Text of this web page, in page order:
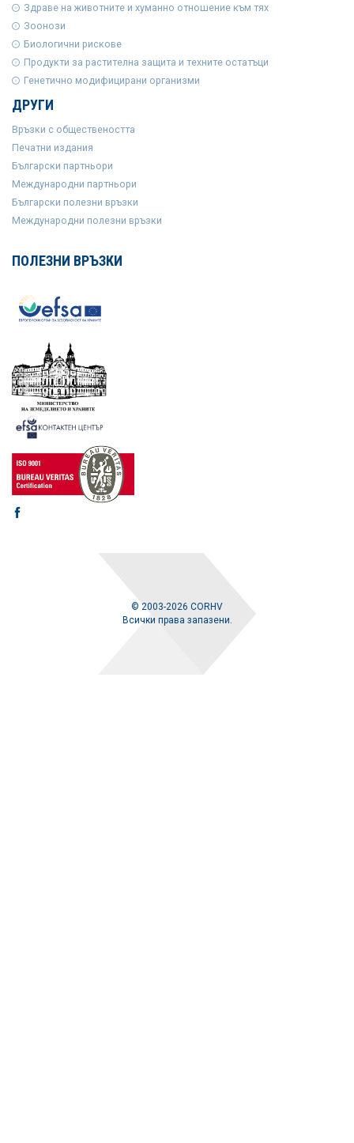
Здраве на животните и хуманно отношение към тях
Зоонози
Биологични рискове
Продукти за растителна защита и техните остатъци
Генетично модифицирани организми
ДРУГИ
Връзки с обществеността
Печатни издания
Български партньори
Международни партньори
Български полезни връзки
Международни полезни връзки
ПОЛЕЗНИ ВРЪЗКИ
© 2003-2026 CORHV
Всички права запазени.